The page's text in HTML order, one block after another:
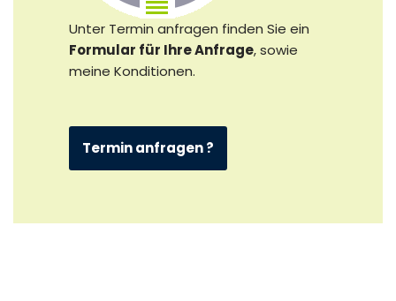
Unter Termin anfragen finden Sie ein
Formular für Ihre Anfrage, sowie
meine Konditionen.
Termin anfragen ?